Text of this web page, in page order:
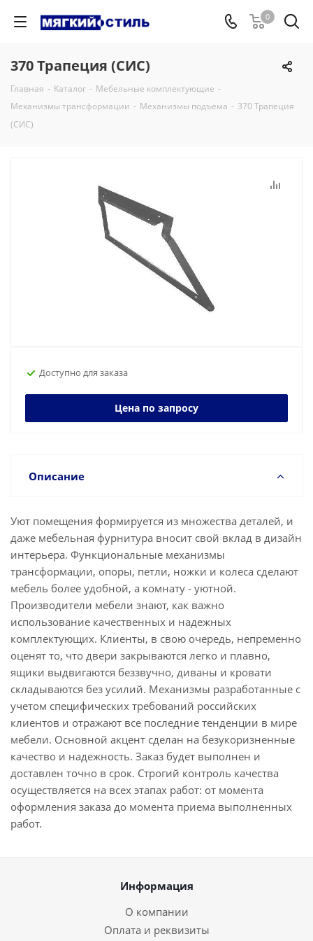
0
370 Трапеция (СИС)
Главная - Каталог - Мебельные комплектующие -
Механизмы трансформации - Механизмы подъема - 370 Трапеция
(СИС)
Доступно для заказа
Цена по запросу
Описание
Уют помещения формируется из множества деталей, и
даже мебельная фурнитура вносит свой вклад в дизайн
интерьера. Функциональные механизмы
трансформации, опоры, петли, ножки и колеса сделают
мебель более удобной, а комнату - уютной.
Производители мебели знают, как важно
использование качественных и надежных
комплектующих. Клиенты, в свою очередь, непременно
оценят то, что двери закрываются легко и плавно,
ящики выдвигаются беззвучно, диваны и кровати
складываются без усилий. Механизмы разработанные с
учетом специфических требований российских
клиентов и отражают все последние тенденции в мире
мебели. Основной акцент сделан на безукоризненные
качество и надежность. Заказ будет выполнен и
доставлен точно в срок. Строгий контроль качества
осуществляется на всех этапах работ: от момента
оформления заказа до момента приема выполненных
работ.
Информация
О компании
Оплата и реквизиты